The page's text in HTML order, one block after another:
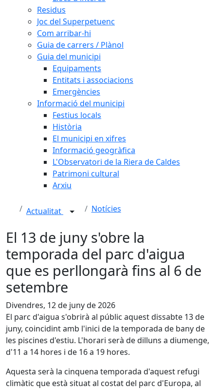
Residus
Joc del Superpetuenc
Com arribar-hi
Guia de carrers / Plànol
Guia del municipi
Equipaments
Entitats i associacions
Emergències
Informació del municipi
Festius locals
Història
El municipi en xifres
Informació geogràfica
L'Observatori de la Riera de Caldes
Patrimoni cultural
Arxiu
Actualitat Notícies
El 13 de juny s'obre la
temporada del parc d'aigua
que es perllongarà fins al 6 de
setembre
Divendres, 12 de juny de 2026
El parc d'aigua s'obrirà al públic aquest dissabte 13 de
juny, coincidint amb l'inici de la temporada de bany de
les piscines d'estiu. L'horari serà de dilluns a diumenge,
d'11 a 14 hores i de 16 a 19 hores.
Aquesta serà la cinquena temporada d'aquest refugi
climàtic que està situat al costat del parc d'Europa, al